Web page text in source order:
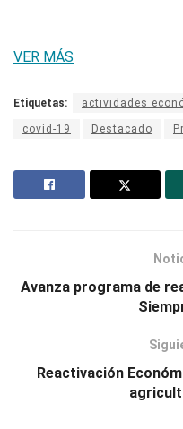
VER MÁS
Etiquetas: actividades
covid-19 Destacado
Avanza programa de
Reactivación